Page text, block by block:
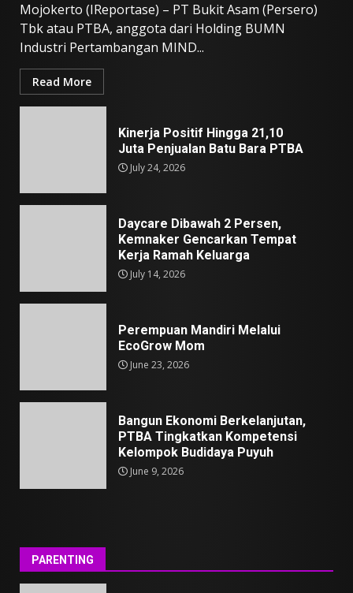
Mojokerto (IReportase) – PT Bukit Asam (Persero)
Tbk atau PTBA, anggota dari Holding BUMN
Industri Pertambangan MIND...
Read More
Kinerja Positif Hingga 21,10
Juta Penjualan Batu Bara PTBA
July 24, 2026
Daycare Dibawah 2 Persen,
Kemnaker Gencarkan Tempat
Kerja Ramah Keluarga
July 14, 2026
Perempuan Mandiri Melalui
EcoGrow Mom
June 23, 2026
Bangun Ekonomi Berkelanjutan,
PTBA Tingkatkan Kompetensi
Kelompok Budidaya Puyuh
June 9, 2026
PARENTING